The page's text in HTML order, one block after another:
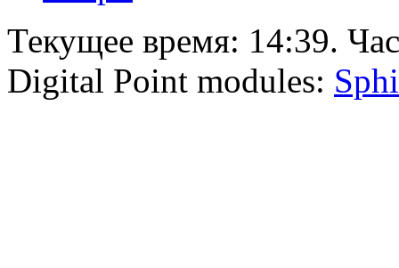
Текущее время: 14:39.
Digital Point modules: